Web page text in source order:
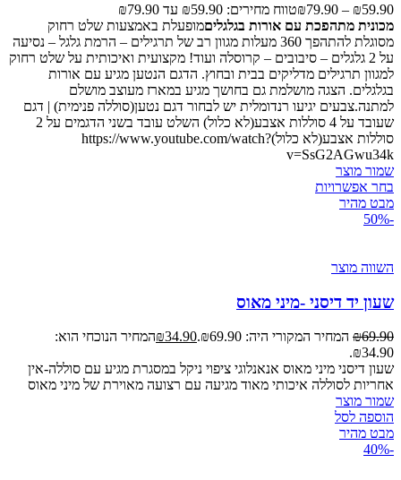
₪59.90
–
₪79.90
טווח מחירים: ⁦₪59.90⁩ עד ⁦₪79.90⁩
מכונית מתהפכת עם אורות בגלגליםמופעלת באמצעות שלט רחוק
מסוגלת להתהפך 360 מעלות מגוון רב של תרגילים – הרמת גלגל – נסיעה
על 2 גלגלים – סיבובים – קרוסלה ועוד! מקצועית ואיכותית על שלט רחוק
למגוון תרגילים מדליקים בבית ובחוץ. הדגם הנטען מגיע עם אורות
בגלגלים. הצגה מושלמת גם בחושך מגיע במארז מעוצב מושלם
למתנה.צבעים יגיעו רנדומלית יש לבחור דגם נטען(סוללה פנימית) | דגם
שעובד על 4 סוללות אצבע(לא כלול) השלט עובד בשני הדגמים על 2
סוללות אצבע(לא כלול)https://www.youtube.com/watch?
v=SsG2AGwu34k
שמור מוצר
בחר אפשרויות
מבט מהיר
-50%
השווה מוצר
שעון יד דיסני -מיני מאוס
₪69.90 המחיר המקורי היה: ₪69.90. ₪34.90
המחיר הנוכחי הוא:
₪34.90.
שעון דיסני מיני מאוס אנאנלוגי ציפוי ניקל במסגרת מגיע עם סוללה-אין
אחריות לסוללה איכותי מאוד מגיעה עם רצועה מאוירת של מיני מאוס
שמור מוצר
הוספה לסל
מבט מהיר
-40%